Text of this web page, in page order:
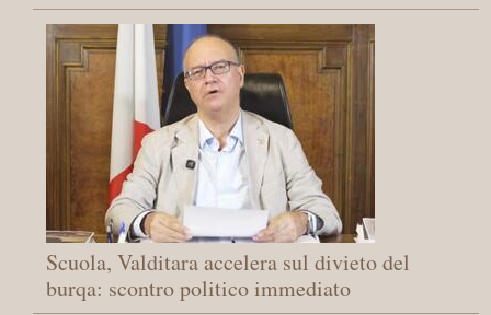
Scuola, Valditara accelera sul divieto del
burqa: scontro politico immediato